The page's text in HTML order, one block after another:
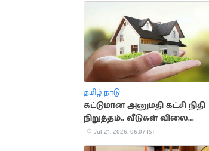
தமிழ் நாடு
கட்டுமான அனுமதி கட்சி நிதி
நிறுத்தம்.. வீடுகள் விலை
குறைகிறது
Jul 21, 2026, 06:07 IST